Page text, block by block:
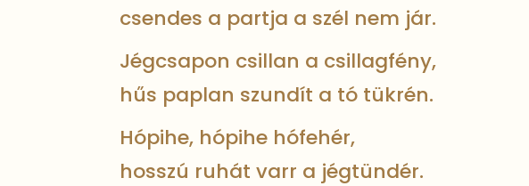
csendes a partja a szél nem jár.
Jégcsapon csillan a csillagfény,
hűs paplan szundít a tó tükrén.
Hópihe, hópihe hófehér,
hosszú ruhát varr a jégtündér.